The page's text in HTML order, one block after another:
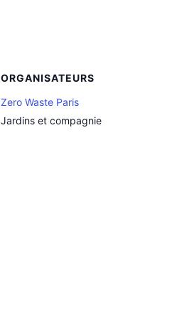
ORGANISATEURS
Zero Waste Paris
Jardins et compagnie